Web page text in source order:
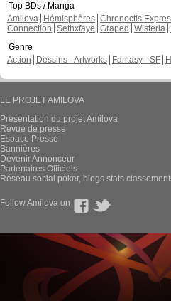
Top BDs / Manga
Amilova
Hémisphères Chronoctis
Connection Sethxfaye Graped Wisteria
Genre
Action
Dessins - Artworks Fantasy - SF
LE PROJET AMILOVA
Présentation du projet Amilova
Revue de presse
Espace Presse
Bannières
Devenir Annonceur
Partenaires Officiels
Réseau social poker, blogs stats
Follow Amilova on